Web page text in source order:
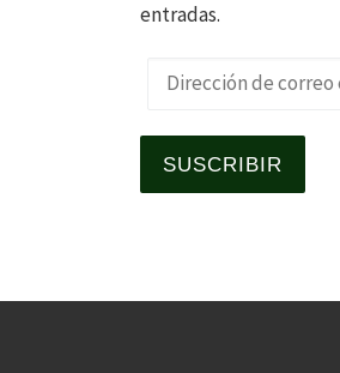
entradas.
Dirección de
SUSCRIBIR